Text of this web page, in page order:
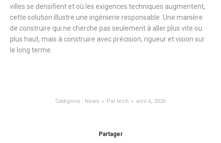
villes se densifient et où les exigences techniques augmentent,
cette solution illustre une ingénierie responsable. Une manière
de construire qui ne cherche pas seulement à aller plus vite ou
plus haut, mais à construire avec précision, rigueur et vision sur
le long terme.
Catégorie : News Par tech avril 6, 2026
Partager